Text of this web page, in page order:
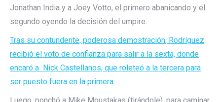
Jonathan India y a Joey Votto, el primero abanicando y el
segundo oyendo la decisión del umpire.
Tras su contundente, poderosa demostración, Rodríguez
recibió el voto de confianza para salir a la sexta, donde
encaró a Nick Castellanos, que roleteó a la tercera para
ser puesto fuera en la primera.